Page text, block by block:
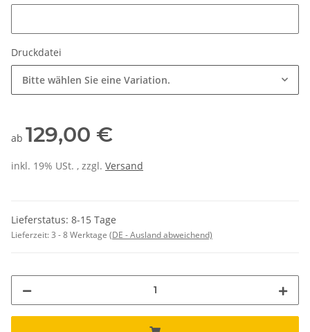
Druckdatei
Bitte wählen Sie eine Variation.
ab 129,00 €
inkl. 19% USt. , zzgl. Versand
Lieferstatus: 8-15 Tage
Lieferzeit:3 - 8 Werktage (DE - Ausland abweichend)